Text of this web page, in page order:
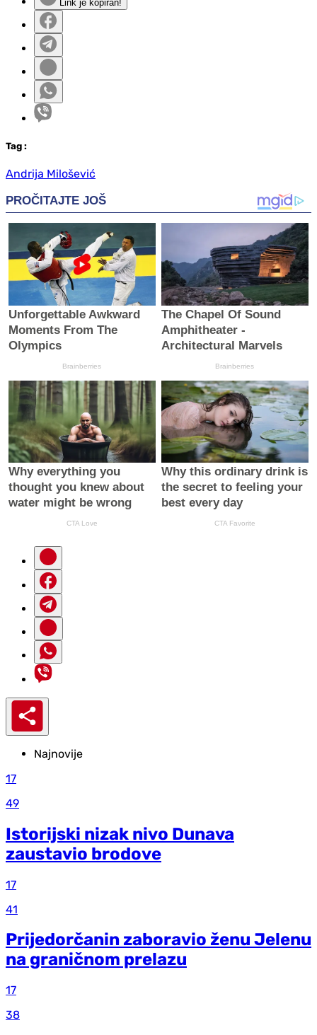
Link je kopiran!
Tag :
Andrija Milošević
Najnovije
17
49
Istorijski nizak nivo Dunava
zaustavio brodove
17
41
Prijedorčanin zaboravio ženu Jelenu
na graničnom prelazu
17
38